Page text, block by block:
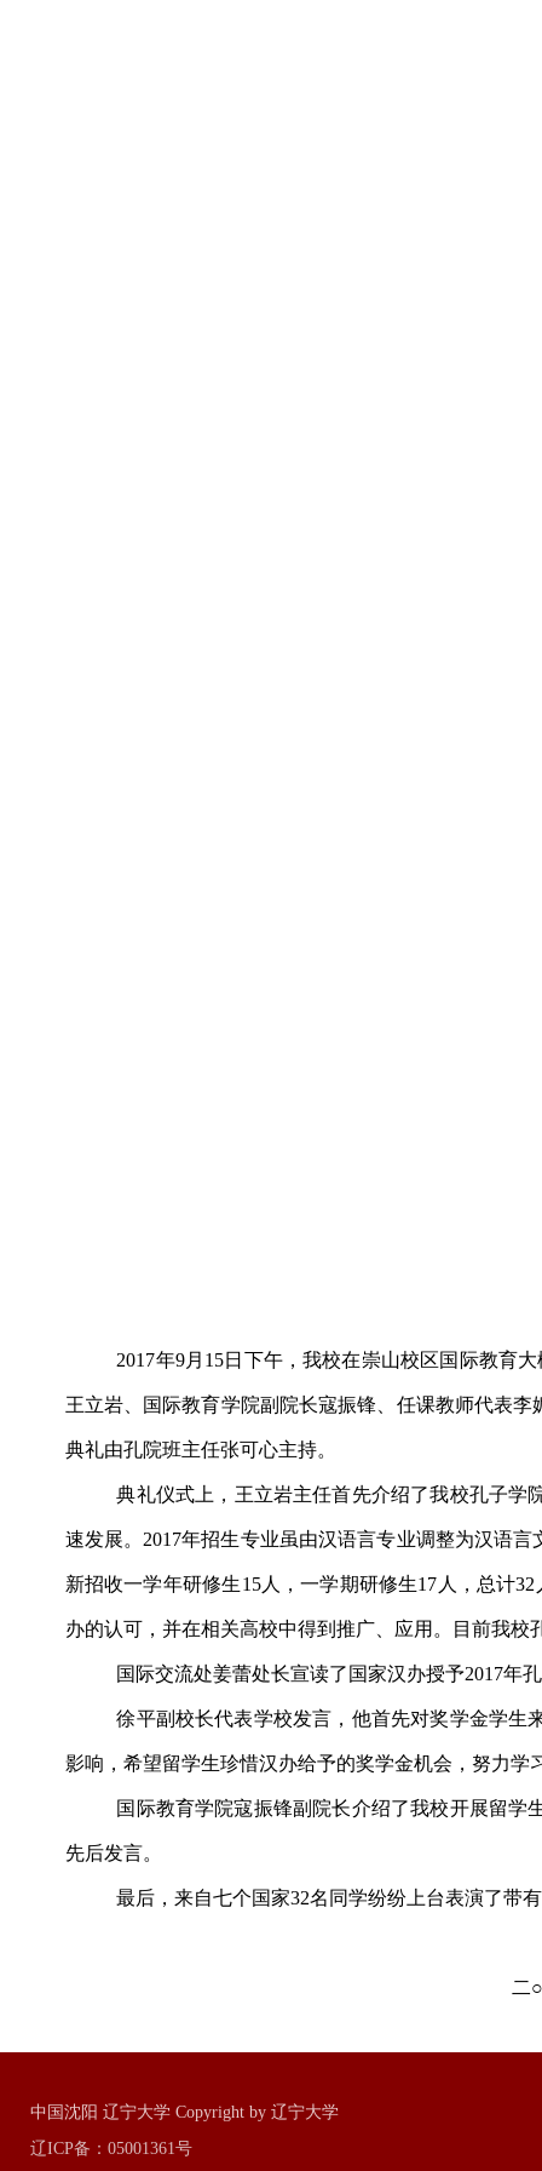
2017年9月 15日下午，我校在崇山校区国际教育大
王立岩、国际教育学院副院长寇振锋、任课教师代表
典礼由孔院班主任张可心主持。
典礼仪式上，王立岩主任首先介绍了我校孔子学
速发展。 2017年招生专业虽由汉语言专业调整为汉语
新招收一学年研修生15人，一学期研修生17 人，总计32
办的认可，并在相关高校中得到推广、应用。目前我
国际交流处姜蕾处长宣读了国家汉办授予2017年
徐平副校长代表学校发言，他首先对奖学金学生
影响，希望留学生珍惜汉办给予的奖学金机会，努力
国际教育学院寇振锋副院长介绍了我校开展留
先后发言。
最后，来自七个国家32名同学纷纷上台表演了带
二
中国沈阳 辽宁大学 Copyright by 辽宁大学
辽ICP备：05001361号